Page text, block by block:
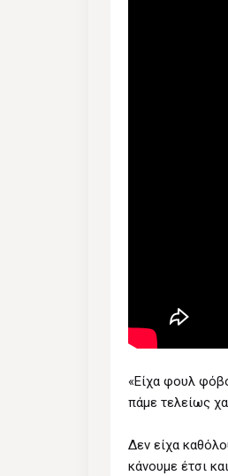
«Είχα φουλ
πάμε τελείως
Δεν είχα
κάνουμε έτσι